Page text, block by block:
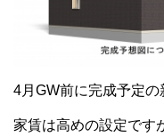
4月GW前に完成予定の
家賃は高めの設定です